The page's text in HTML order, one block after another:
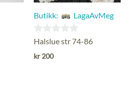
Butikk: LagaAvMeg
0
ut
Halslue str 74-86
kr 200